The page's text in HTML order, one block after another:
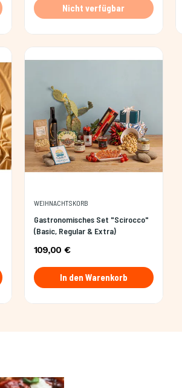
Nicht verfügbar
WEIHNACHTSKORB
Gastronomisches Set "Scirocco"
(Basic, Regular & Extra)
109,00 €
In den Warenkorb